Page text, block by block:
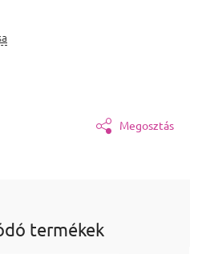
Megosztás
termékek